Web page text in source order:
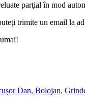
parţial în mod
trimite un email la